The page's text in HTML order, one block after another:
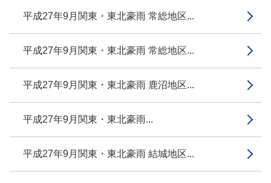
平成27年9月関東・東北豪雨 常総地区...
平成27年9月関東・東北豪雨 常総地区...
平成27年9月関東・東北豪雨 鹿沼地区...
平成27年9月関東・東北豪雨...
平成27年9月関東・東北豪雨 結城地区...